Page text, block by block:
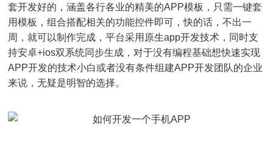
套开发好的，涵盖各行各业的精美的APP模板，只需一键套
用模板，组合搭配相关的功能控件即可，快的话，不出一
周，就可以制作完成，平台采用原生app开发技术，同时支
持安卓+ios双系统同步生成，对于没有编程基础想快速实现
APP开发的技术小白或者没有条件组建APP开发团队的企业
来说，无疑是明智的选择。